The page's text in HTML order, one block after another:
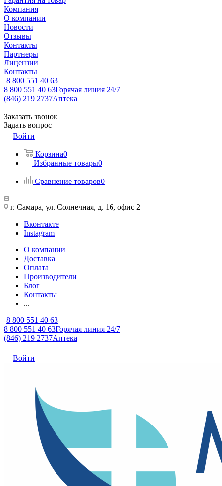
Компания
О компании
Новости
Отзывы
Контакты
Партнеры
Лицензии
Контакты
8 800 551 40 63
8 800 551 40 63Горячая линия 24/7
(846) 219 2737Аптека
Заказать звонок
Задать вопрос
Войти
Корзина0
Избранные товары0
Сравнение товаров0
г. Самара, ул. Солнечная, д. 16, офис 2
Вконтакте
Instagram
О компании
Доставка
Оплата
Производители
Блог
Контакты
...
8 800 551 40 63
8 800 551 40 63Горячая линия 24/7
(846) 219 2737Аптека
Войти